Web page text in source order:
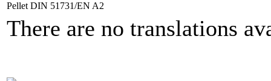
Pellet DIN 51731/EN A2
There are no translations